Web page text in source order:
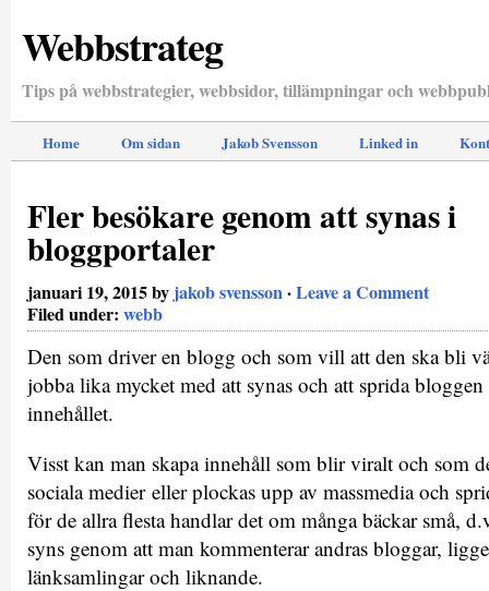
Webbstrateg
Tips på webbstrategier, webbsidor, tillämpningar och
Home Om sidan Jakob Svensson Linked in
Fler besökare genom att synas i
bloggportaler
januari 19, 2015 byjakob svensson·Leave a Comment
Filed under: webb
Den som driver en blogg och som vill att den ska bli
jobba lika mycket med att synas och att sprida
innehållet.
Visst kan man skapa innehåll som blir viralt och som
sociala medier eller plockas upp av massmedia och
för de allra flesta handlar det om många bäckar små,
syns genom att man kommenterar andras bloggar,
länksamlingar och liknande.